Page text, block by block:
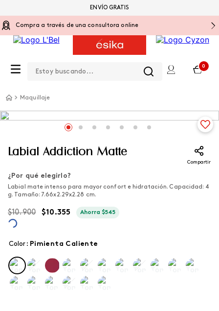
Compra a través de una consultora online
0
ENVÍO GRATIS
Maquillaje
Labial Addiction Matte
Compartir
¿Por qué elegirlo?
Labial mate intenso para mayor confort e hidratación. Capacidad: 4
g. Tamaño: 7.66x2.29x2.28 cm.
$10.900 $10.355 Ahorra$545
Color : pimienta caliente